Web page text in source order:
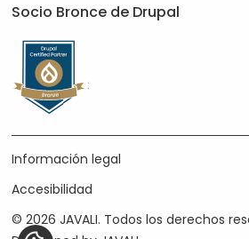
JavaliJavaliJavali
Socio Bronce de Drupal
© 2026 JAVALI. Todos los derechos
Información legal
Accesibilidad